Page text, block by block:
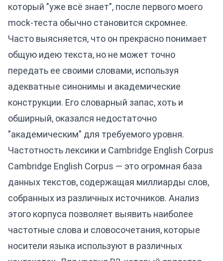
который "уже всё знает", после первого моего
mock-теста обычно становится скромнее.
Часто выясняется, что он прекрасно понимает
общую идею текста, но не может точно
передать ее своими словами, используя
адекватные синонимы и академические
конструкции. Его словарный запас, хоть и
обширный, оказался недостаточно
"академическим" для требуемого уровня.
Частотность лексики и Cambridge English Corpus
Cambridge English Corpus — это огромная база
данных текстов, содержащая миллиарды слов,
собранных из различных источников. Анализ
этого корпуса позволяет выявить наиболее
частотные слова и словосочетания, которые
носители языка используют в различных